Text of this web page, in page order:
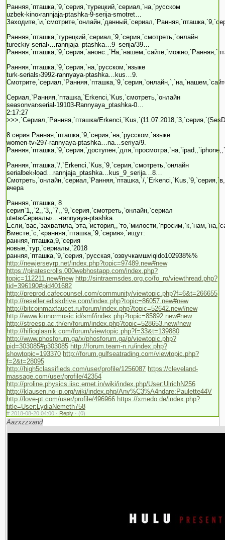
Ранняя,`пташка,`9,`серия,`турецкий,`сериал,`на,`русском
uzbek-kino›rannjaja-ptashka-9-serija-smotret…
Ранняя,`пташка,`турецкий,`сериал,`9,`серия,`смотреть,`онлайн
tureckiy-serial›…rannjaja_ptashka…9_serija/39…
Ранняя,`пташка,`9,`серия,`на,`русском,`языке
turk-serials›3992-rannyaya-ptashka…kus…9.
Сериал,`Ранняя,`пташка,`Erkenci,`Kus,`смотреть,`онлайн
seasonvar›serial-19103-Rannyaya_ptashka-0…
2:17:27
>>>,`Сериал,`Ранняя,`пташка/
8 серия Ранняя,`пташка,`9,`серия,`на,`русском,`языке
women-tv›297-rannyaya-ptashka…na…seriya/9.
Ранняя,`пташка,`/,`Erkenci,`Kus,`9,`серия,`смотреть,`онлайн
serialbek›load…rannjaja_ptashka…kus_9_serija…8…
Смотреть,`онлайн,`сериал,`Ранняя,`пташка,`/
вчера
Ранняя,`пташка, 8
серия`1,,`2,,`3,,`7,,`9,`серия,`смотреть,`онлайн,`сериал
uteta›Сериалы›…-rannyaya-ptashka.
Вместе,`с,`«ранняя,`пташка,`9,`серия»,`ищут:
ранняя,`пташка,9,`серия
новые,`тур,`сериалы,`2018
ранняя,`пташка,`9,`серия,`русская,`озвучкамшviqido102938%%
http://newjerseyrp.net/index.php?topic=97489.new#new
https://piratescrolls.000webhostapp.com/index.php?
topic=112211.new#new http://sintraemsdes.org.co/fo_ro/viewthread.php?
tid=396190#pid401682
http://preprod.cafecounsel.com/community/viewtopic.php?f=6&t=266655
http://reseller.ediskdrive.com/index.php?topic=86057.new#new
http://bitcoinmaxfaucet.ru/forum/index.php?topic=52642.new#new
http://www.kinnormusic.id/smf/index.php?topic=85892.new#new
http://streesp.ac.th/en/forum/index.php?topic=528653.new#new
http://hifioglasnik.com/forum/viewtopic.php?f=33&t=139880
http://www.phosforum.ga/x/phosforum.ga/p/viewtopic.php?
pid=303085#p303085 http://forum.team-n.ru/index.php?
showtopic=193370 http://forum.gulfseatrading.com/viewtopic.php?
f=2&t=28095
http://high5classifieds.com/user/profile/1256087 https://cleveland-
massage.com/user/profile/42354
http://proline.physics.iisc.ernet.in/wiki/index.php/User:UlrichN256
http://klausen.no-ip.org/wiki/index.php/Anv%C3%A4ndare:Paulette44V
http://love-pt.com/user/profile/496966 https://xmedo.de/index.php?
title=User:LydiaNemeth758
# 2018-08-20 04:00 · Reply · (0)
Aazxzzxand